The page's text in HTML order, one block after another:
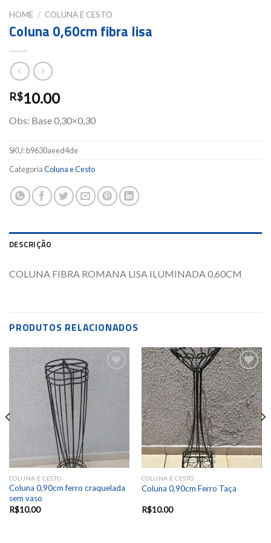
HOME / COLUNA E CESTO
Coluna 0,60cm fibra lisa
R$10.00
Obs: Base 0,30×0,30
SKU:b9630aeed4de
CategoriaColuna e Cesto
DESCRIÇÃO
COLUNA FIBRA ROMANA LISA ILUMINADA 0,60CM
PRODUTOS RELACIONADOS
Add to
wishlist
COLUNA E CESTO
Coluna 0,90cm ferro craquelada
sem vaso
R$10.00
Add to
wishlist
COLUNA E CESTO
Coluna 0,90cm Ferro Taça
R$10.00